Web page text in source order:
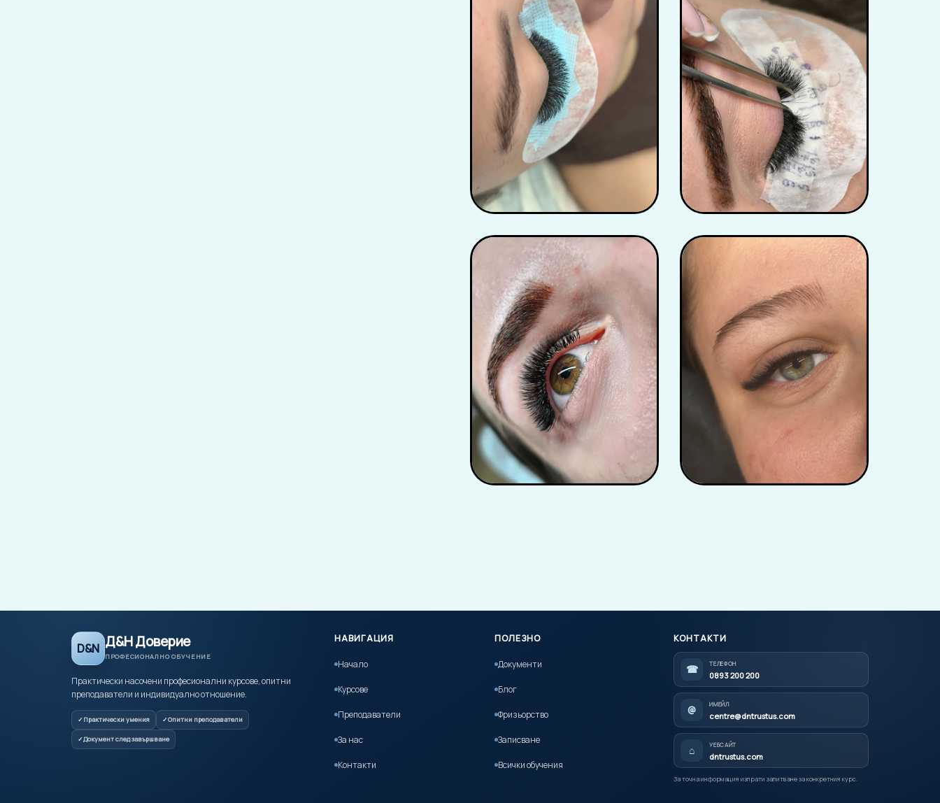
D&N Д&Н Доверие
ПРОФЕСИОНАЛНО ОБУЧЕНИЕ
Практически насочени професионални курсове, опитни
преподаватели и индивидуално отношение.
Практически умения Опитни преподаватели
Документ след завършване
НАВИГАЦИЯ
Начало
Курсове
Преподаватели
За нас
Контакти
ПОЛЕЗНО
Документи
Блог
Фризьорство
Записване
Всички обучения
КОНТАКТИ
☎ ТЕЛЕФОН
0893 200 200
@ ИМЕЙЛ
centre@dntrustus.com
⌂ УЕБСАЙТ
dntrustus.com
За точна информация изпрати запитване за конкретния курс.